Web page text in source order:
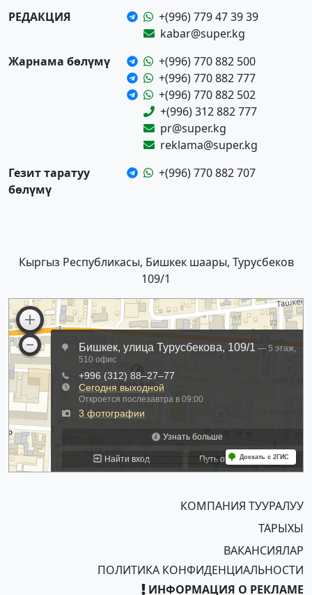
РЕДАКЦИЯ
+(996) 779 47 39 39
kabar@super.kg
Жарнама бөлүмү
+(996) 770 882 500
+(996) 770 882 777
+(996) 770 882 502
+(996) 312 882 777
pr@super.kg
reklama@super.kg
Гезит таратуу
бөлүмү
+(996) 770 882 707
Кыргыз Республикасы, Бишкек шаары, Турусбеков
109/1
КОМПАНИЯ ТУУРАЛУУ
ТАРЫХЫ
ВАКАНСИЯЛАР
ПОЛИТИКА КОНФИДЕНЦИАЛЬНОСТИ
ИНФОРМАЦИЯ О РЕКЛАМЕ